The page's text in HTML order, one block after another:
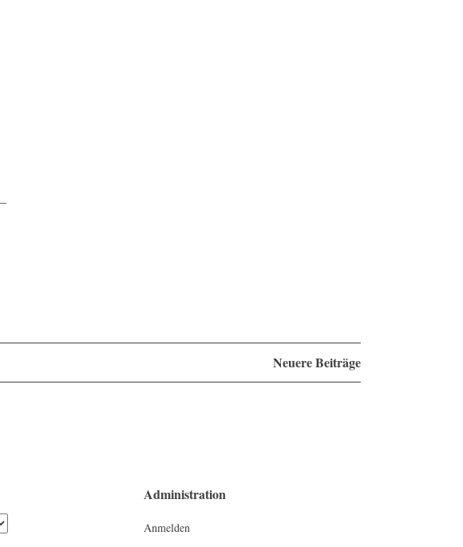
Neuere Beiträge
Administration
Anmelden